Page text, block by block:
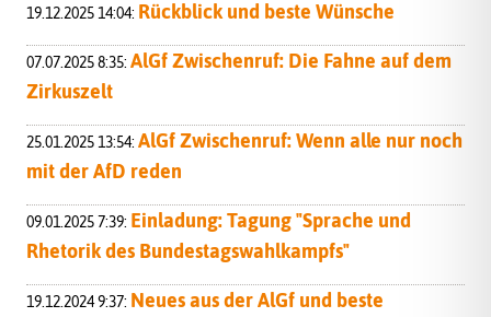
19.12.2025 14:04: Rückblick und beste Wünsche
07.07.2025 8:35: AlGf Zwischenruf: Die Fahne auf dem
Zirkuszelt
25.01.2025 13:54: AlGf Zwischenruf: Wenn alle nur noch
mit der AfD reden
09.01.2025 7:39: Einladung: Tagung "Sprache und
Rhetorik des Bundestagswahlkampfs"
19.12.2024 9:37: Neues aus der AlGf und beste